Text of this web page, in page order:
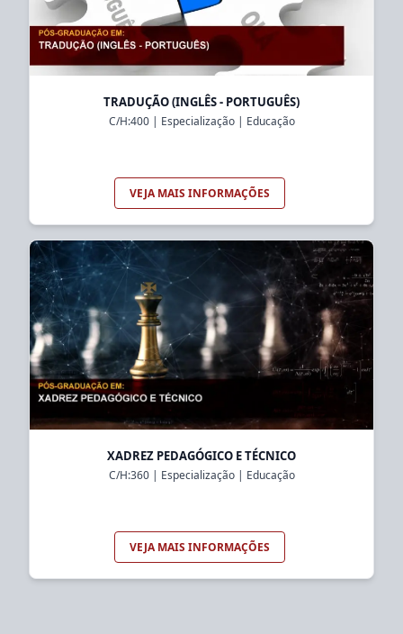
TRADUÇÃO (INGLÊS - PORTUGUÊS)
C/H:400| Especialização| Educação
VEJA MAIS INFORMAÇÕES
XADREZ PEDAGÓGICO E TÉCNICO
C/H:360| Especialização| Educação
VEJA MAIS INFORMAÇÕES